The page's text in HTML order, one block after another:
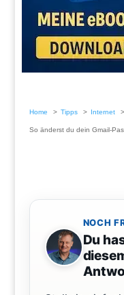
Home Tipps Internet
So änderst du dein Gmail-
NOCH
Du